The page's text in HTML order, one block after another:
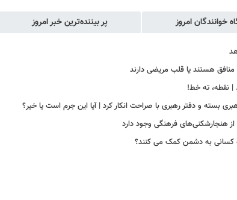
خوانندگان امروز پر بیننده‌ترین خبر امروز
هستند یا قلب مریضی دارند
| نقطه، ته خط!
بسته و دفتر رهبری با صراحت انکار کرد | آیا این جرم است یا خیر؟
هنجارشکنی‌های فرهنگی وجود دارد
چه کسانی به دشمن کمک می کنند؟